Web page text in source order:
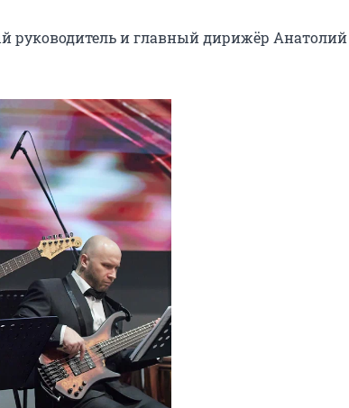
руководитель и главный дирижёр Анатолий